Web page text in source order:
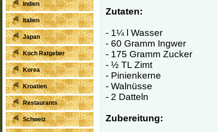
Indien
Italien
Japan
Koch Ratgeber
Korea
Kroatien
Restaurants
Schweiz
Zutaten:
- 1¼ l Wasser
- 60 Gramm Ingwer
- 175 Gramm Zucker
- ½ TL Zimt
- Pinienkerne
- Walnüsse
- 2 Datteln
Zubereitung: